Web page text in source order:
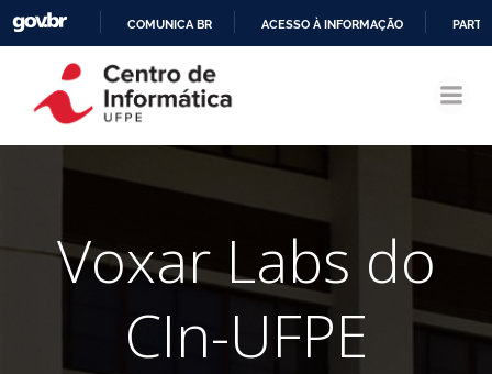
CONTEÚDO
COMUNICA BR ACESSO À INFORMAÇÃO
Voxar Labs do
CIn-UFPE